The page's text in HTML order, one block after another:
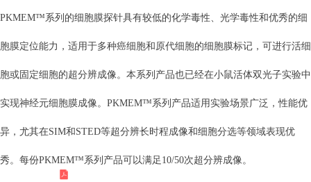
PKMEM™系列的细胞膜探针具有较低的化学毒性、光学毒性和优秀的细
胞膜定位能力，适用于多种癌细胞和原代细胞的细胞膜标记，可进行活细
胞或固定细胞的超分辨成像。本系列产品也已经在小鼠活体双光子实验中
实现神经元细胞膜成像。PKMEM™系列产品适用实验场景广泛，性能优
异，尤其在SIM和STED等超分辨长时程成像和细胞分选等领域表现优
秀。每份PKMEM™系列产品可以满足10/50次超分辨成像。